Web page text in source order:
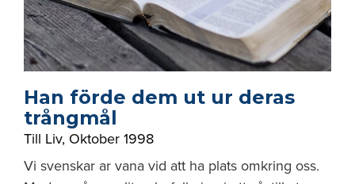
Han förde dem ut ur deras
trångmål
Till Liv, Oktober 1998
Vi svenskar ar vana vid att ha plats omkring oss.